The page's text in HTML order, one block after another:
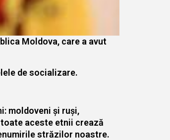
Moldova, care a avut
de socializare.
moldoveni și ruși,
aceste etnii crează
străzilor noastre.